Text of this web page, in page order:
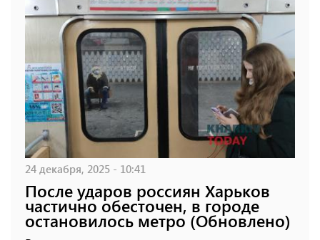
24 декабря, 2025 - 10:41
После ударов россиян Харьков
частично обесточен, в городе
остановилось метро (Обновлено)